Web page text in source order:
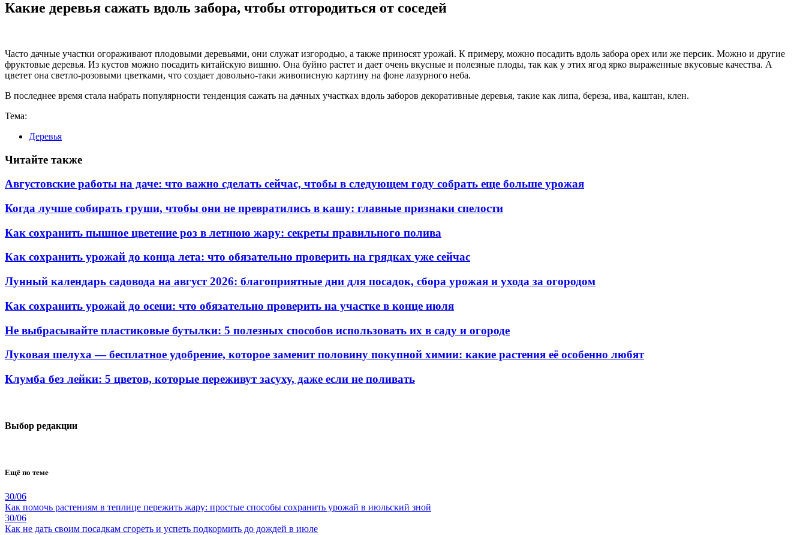
Какие деревья сажать вдоль забора, чтобы отгородиться от соседей
Часто дачные участки огораживают плодовыми деревьями, они служат изгородью, а также приносят урожай. К примеру, можно посадить вдоль забора орех или же персик. Можно и другие
фруктовые деревья. Из кустов можно посадить китайскую вишню. Она буйно растет и дает очень вкусные и полезные плоды, так как у этих ягод ярко выраженные вкусовые качества. А
цветет она светло-розовыми цветками, что создает довольно-таки живописную картину на фоне лазурного неба.
В последнее время стала набрать популярности тенденция сажать на дачных участках вдоль заборов декоративные деревья, такие как липа, береза, ива, каштан, клен.
Тема:
Деревья
Читайте также
Августовские работы на даче: что важно сделать сейчас, чтобы в следующем году собрать еще больше урожая
Когда лучше собирать груши, чтобы они не превратились в кашу: главные признаки спелости
Как сохранить пышное цветение роз в летнюю жару: секреты правильного полива
Как сохранить урожай до конца лета: что обязательно проверить на грядках уже сейчас
Лунный календарь садовода на август 2026: благоприятные дни для посадок, сбора урожая и ухода за огородом
Как сохранить урожай до осени: что обязательно проверить на участке в конце июля
Не выбрасывайте пластиковые бутылки: 5 полезных способов использовать их в саду и огороде
Луковая шелуха — бесплатное удобрение, которое заменит половину покупной химии: какие растения её особенно любят
Клумба без лейки: 5 цветов, которые переживут засуху, даже если не поливать
Выбор редакции
Ещё по теме
30/06
Как помочь растениям в теплице пережить жару: простые способы сохранить урожай в июльский зной
30/06
Как не дать своим посадкам сгореть и успеть подкормить до дождей в июле